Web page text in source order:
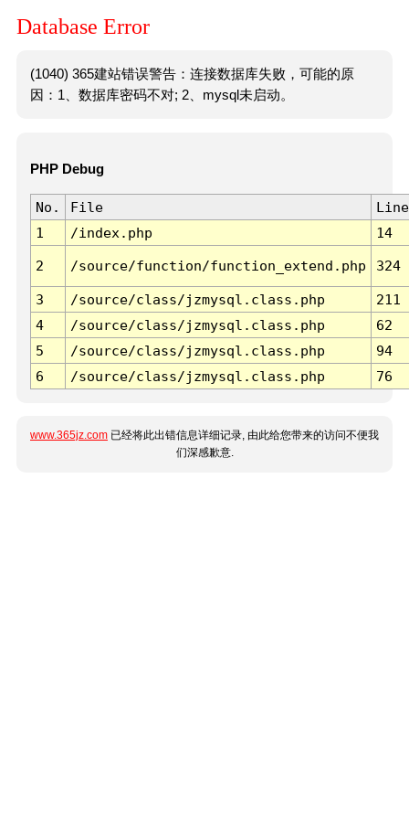
Database Error
(1040) 365建站错误警告：连接数据库失败，可能的原
因：1、数据库密码不对; 2、mysql未启动。
PHP Debug
No. File
Line
1
/index.php 14
2 /source/function/function_extend.php 324
3 /source/class/jzmysql.class.php
211
4
/source/class/jzmysql.class.php
62
5
/source/class/jzmysql.class.php
94
6
/source/class/jzmysql.class.php 76
www.365jz.com 已经将此出错信息详细记录, 由此给您带来的访问不便我
们深感歉意.